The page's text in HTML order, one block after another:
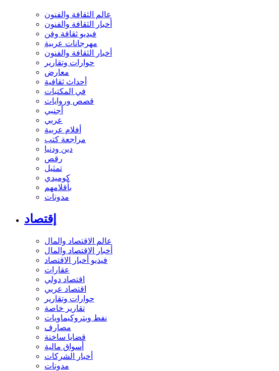
عالم الثقافة والفنون
أخبار الثقافة والفنون
فيديو ثقافة وفن
مهرجانات عربية
أخبار الثقافة والفنون
حوارات وتقارير
معارض
أحداث ثقافية
في المكتبات
قصص وروايات
أجنبي
عربي
أفلام عربية
مراجعة كتب
دين ودنيا
رقص
تمثيل
كوميدي
بأقلامهم
مدونات
إقتصاد
عالم الاقتصاد والمال
أخبار الاقتصاد والمال
فيديو أخبار الاقتصاد
عقارات
اقتصاد دولي
اقتصاد عربي
حوارات وتقارير
تقارير خاصة
نفط وبتروكيماويات
مصارف
قضايا ساخنة
أسواق مالية
أخبار الشركات
مدونات